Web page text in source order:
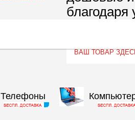
благодаря
Телефоны